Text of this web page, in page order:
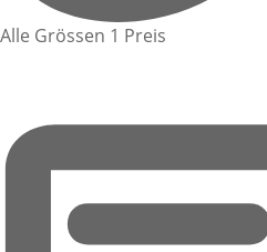
Alle Grössen 1 Preis